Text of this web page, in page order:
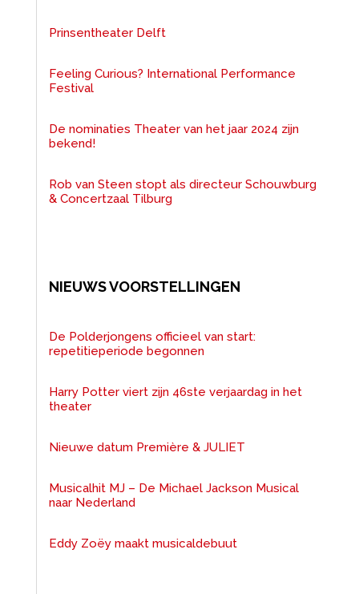
Prinsentheater Delft
Feeling Curious? International Performance
Festival
De nominaties Theater van het jaar 2024 zijn
bekend!
Rob van Steen stopt als directeur Schouwburg
& Concertzaal Tilburg
NIEUWS VOORSTELLINGEN
De Polderjongens officieel van start:
repetitieperiode begonnen
Harry Potter viert zijn 46ste verjaardag in het
theater
Nieuwe datum Première & JULIET
Musicalhit MJ – De Michael Jackson Musical
naar Nederland
Eddy Zoëy maakt musicaldebuut